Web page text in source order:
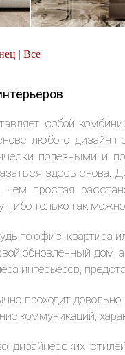
| Все
собой
любого дизайн-
полезными и
здесь снова.
простая
ибо только так
то офис,
обновленный
интерьеров,
проходит
коммуникаций,
дизайнерских